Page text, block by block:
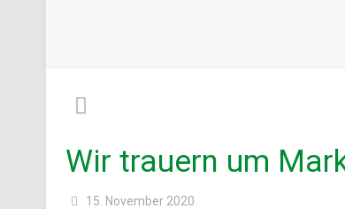
Wir trauern um
15. November 2020